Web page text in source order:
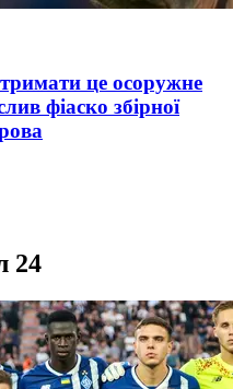
це осоружне
фіаско збірної
24